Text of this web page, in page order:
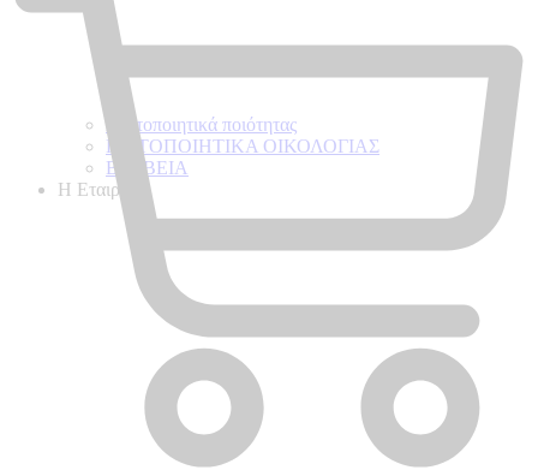
Πιστοποιητικά ποιότητας
ΠΙΣΤΟΠΟΙΗΤΙΚΑ ΟΙΚΟΛΟΓΙΑΣ
ΒΡΑΒΕΙΑ
Η Εταιρεια